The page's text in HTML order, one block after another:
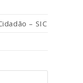
– SIC